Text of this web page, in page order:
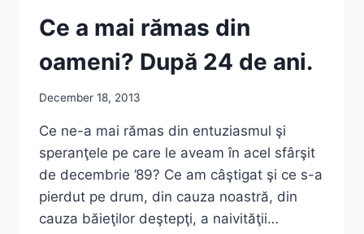
Ce a mai rămas din
oameni? După 24 de ani.
December 18, 2013
Ce ne-a mai rămas din entuziasmul şi
speranţele pe care le aveam în acel sfârşit
de decembrie ’89? Ce am câştigat şi ce s-a
pierdut pe drum, din cauza noastră, din
cauza băieţilor deştepţi, a naivităţii…